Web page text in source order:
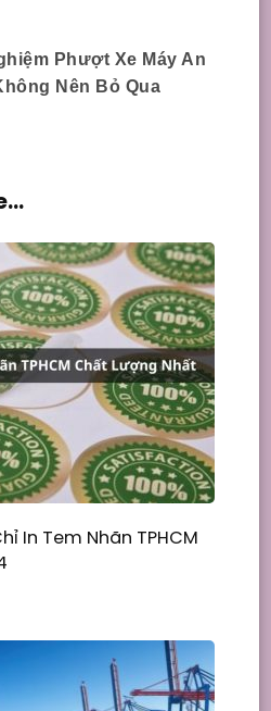
Phượt Xe Máy An
Nên Bỏ Qua
In Tem Nhãn TPHCM